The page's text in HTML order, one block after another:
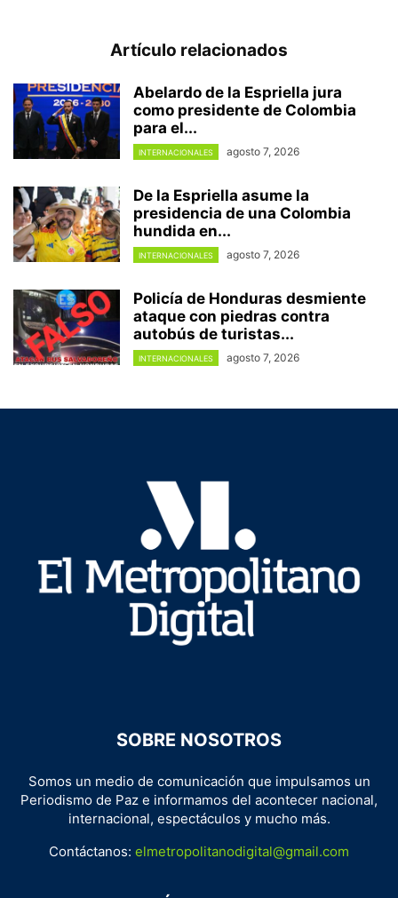
Artículo relacionados
Abelardo de la Espriella jura
como presidente de Colombia
para el...
INTERNACIONALES agosto 7, 2026
De la Espriella asume la
presidencia de una Colombia
hundida en...
INTERNACIONALES agosto 7, 2026
Policía de Honduras desmiente
ataque con piedras contra
autobús de turistas...
INTERNACIONALES agosto 7, 2026
SOBRE NOSOTROS
Somos un medio de comunicación que impulsamos un
Periodismo de Paz e informamos del acontecer nacional,
internacional, espectáculos y mucho más.
Contáctanos: elmetropolitanodigital@gmail.com